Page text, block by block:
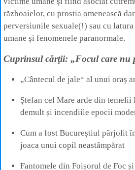
războaielor, cu prostia omenească
perversiunile sexuale(!) sau cu
umane și fenomenele paranormale.
Cuprinsul cărţii: „Focul care nu
„Cântecul de jale“ al unui oraș
Ștefan cel Mare arde din temelii
demult și incendiile epocii
Cum a fost Bucureștiul pârjolit
joaca unui copil neastâmpărat
Fantomele din Foișorul de Foc